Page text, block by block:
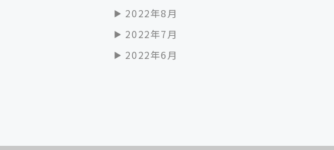
2022年8月
2022年7月
2022年6月